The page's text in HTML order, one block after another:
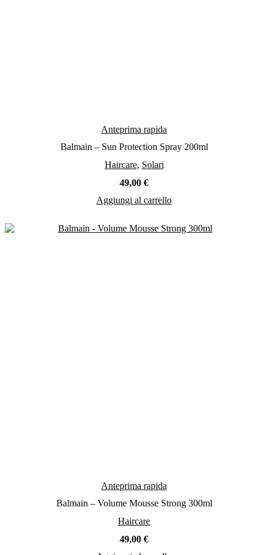
Anteprima rapida
Balmain – Sun Protection Spray 200ml
Haircare, Solari
49,00 €
Aggiungi al carrello
Anteprima rapida
Balmain – Volume Mousse Strong 300ml
Haircare
49,00 €